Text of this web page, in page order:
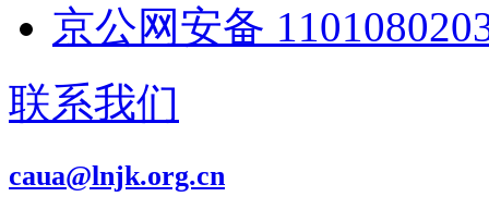
京公网安备
联系我们
caua@lnjk.org.cn